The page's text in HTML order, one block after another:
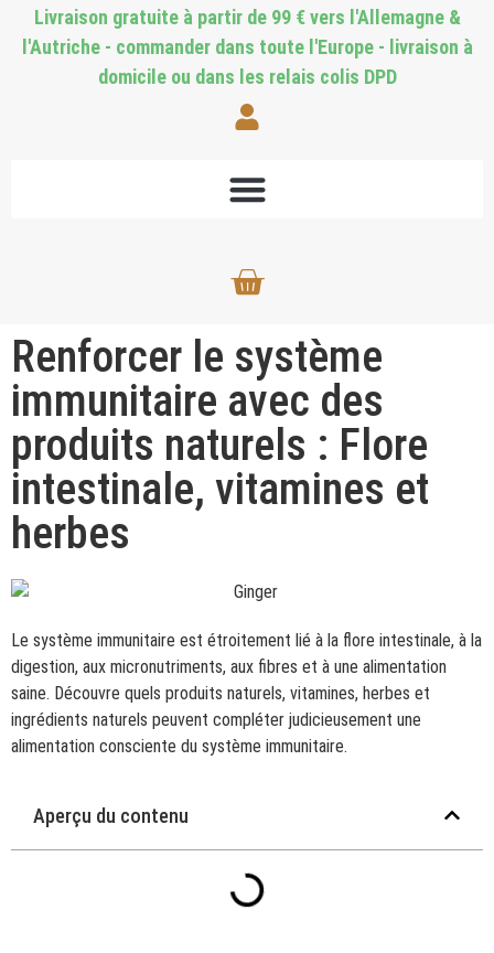
Livraison gratuite à partir de 99 € vers l'Allemagne &
l'Autriche - commander dans toute l'Europe - livraison à
domicile ou dans les relais colis DPD
Renforcer le système
immunitaire avec des
produits naturels : Flore
intestinale, vitamines et
herbes
Le système immunitaire est étroitement lié à la flore intestinale, à la
digestion, aux micronutriments, aux fibres et à une alimentation
saine. Découvre quels produits naturels, vitamines, herbes et
ingrédients naturels peuvent compléter judicieusement une
alimentation consciente du système immunitaire.
Aperçu du contenu